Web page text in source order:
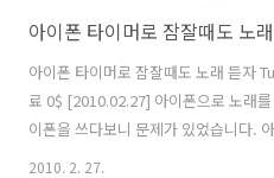
아이폰 타이머로 잠잘때도 노
아이폰 타이머로 잠잘때도 노래 듣자
료 0$ [2010.02.27] 아이폰으로 노래
이폰을 쓰다보니 문제가 있었습니다.
는 타이머 기능이 없는 겁니다. 하지만
2010. 2. 27.